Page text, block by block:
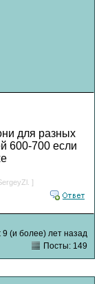
для разных
600-700 если
]
9 (и более) лет назад
Посты: 149